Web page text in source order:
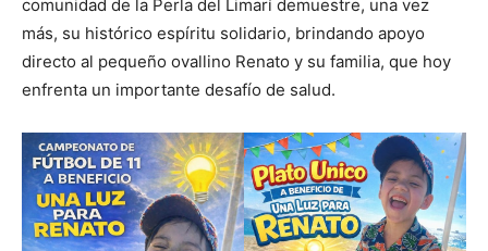
comunidad de la Perla del Limarí demuestre, una vez
más, su histórico espíritu solidario, brindando apoyo
directo al pequeño ovallino Renato y su familia, que hoy
enfrenta un importante desafío de salud.